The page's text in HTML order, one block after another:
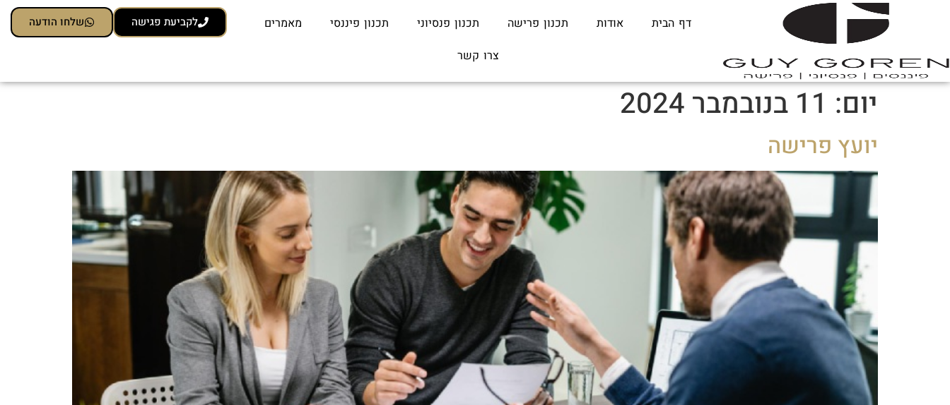
דף הבית אודות תכנון פרישה תכנון פנסיוני תכנון פיננסי
מאמרים
צרו קשר
לקביעת פגישה שלחו הודעה
יום: 11 בנובמבר 2024
יועץ פרישה